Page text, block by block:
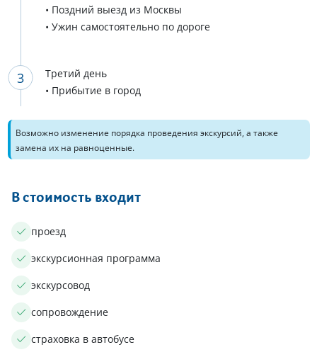
• Поздний выезд из Москвы
• Ужин самостоятельно по дороге
Третий день
• Прибытие в город
Возможно изменение порядка проведения экскурсий, а также
замена их на равноценные.
В стоимость входит
проезд
экскурсионная программа
экскурсовод
сопровождение
страховка в автобусе